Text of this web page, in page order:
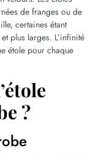
de franges ou de
certaines étant
plus larges. L’infinité
étole pour chaque
?